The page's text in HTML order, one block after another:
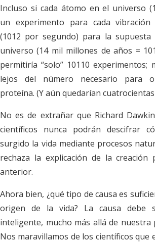
Incluso si cada átomo en el universo
un experimento para cada vibración
(1012 por segundo) para la supuesta
universo (14 mil millones de años =
permitiría “solo” 10110 experimentos;
lejos del número necesario para
proteína. (Y aún quedarían
No es de extrañar que Richard
científicos nunca podrán descifrar
surgido la vida mediante procesos
rechaza la explicación de la
anterior.
Ahora bien, ¿qué tipo de causa es
origen de la vida? La causa debe
inteligente, mucho más allá de nuestra
Nos maravillamos de los científicos que